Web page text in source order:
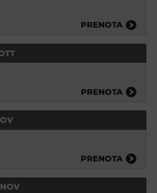
PRENOTA
PRENOTA
PRENOTA